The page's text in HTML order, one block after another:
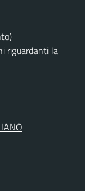
riguardanti la